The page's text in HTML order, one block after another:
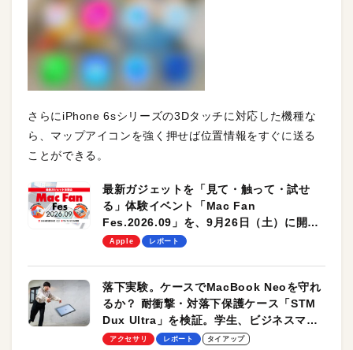
さらにiPhone 6sシリーズの3Dタッチに対応した機種な
ら、マップアイコンを強く押せば位置情報をすぐに送る
ことができる。
最新ガジェットを「見て・触って・試せ
る」体験イベント「Mac Fan
Fes.2026.09」を、9月26日（土）に開催
します！
Apple レポート
落下実験。ケースでMacBook Neoを守れ
るか？ 耐衝撃・対落下保護ケース「STM
Dux Ultra」を検証。学生、ビジネスマン
のモバイルユースに最適！
アクセサリ レポート タイアップ